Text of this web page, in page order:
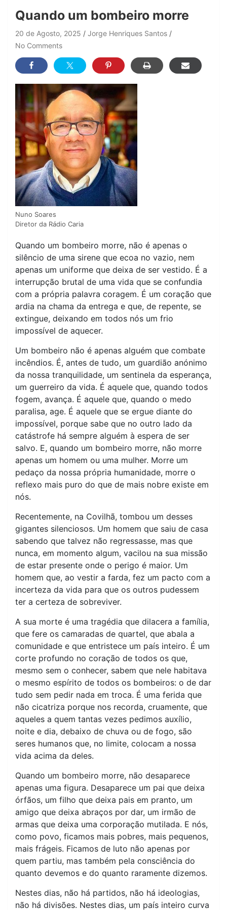
Quando um bombeiro morre
20 de Agosto, 2025
Jorge Henriques Santos
No Comments
Nuno Soares
Diretor da Rádio Caria
Quando um bombeiro morre, não é apenas o
silêncio de uma sirene que ecoa no vazio, nem
apenas um uniforme que deixa de ser vestido. É a
interrupção brutal de uma vida que se confundia
com a própria palavra coragem. É um coração que
ardia na chama da entrega e que, de repente, se
extingue, deixando em todos nós um frio
impossível de aquecer.
Um bombeiro não é apenas alguém que combate
incêndios. É, antes de tudo, um guardião anónimo
da nossa tranquilidade, um sentinela da esperança,
um guerreiro da vida. É aquele que, quando todos
fogem, avança. É aquele que, quando o medo
paralisa, age. É aquele que se ergue diante do
impossível, porque sabe que no outro lado da
catástrofe há sempre alguém à espera de ser
salvo. E, quando um bombeiro morre, não morre
apenas um homem ou uma mulher. Morre um
pedaço da nossa própria humanidade, morre o
reflexo mais puro do que de mais nobre existe em
nós.
Recentemente, na Covilhã, tombou um desses
gigantes silenciosos. Um homem que saiu de casa
sabendo que talvez não regressasse, mas que
nunca, em momento algum, vacilou na sua missão
de estar presente onde o perigo é maior. Um
homem que, ao vestir a farda, fez um pacto com a
incerteza da vida para que os outros pudessem
ter a certeza de sobreviver.
A sua morte é uma tragédia que dilacera a família,
que fere os camaradas de quartel, que abala a
comunidade e que entristece um país inteiro. É um
corte profundo no coração de todos os que,
mesmo sem o conhecer, sabem que nele habitava
o mesmo espírito de todos os bombeiros: o de dar
tudo sem pedir nada em troca. É uma ferida que
não cicatriza porque nos recorda, cruamente, que
aqueles a quem tantas vezes pedimos auxílio,
noite e dia, debaixo de chuva ou de fogo, são
seres humanos que, no limite, colocam a nossa
vida acima da deles.
Quando um bombeiro morre, não desaparece
apenas uma figura. Desaparece um pai que deixa
órfãos, um filho que deixa pais em pranto, um
amigo que deixa abraços por dar, um irmão de
armas que deixa uma corporação mutilada. E nós,
como povo, ficamos mais pobres, mais pequenos,
mais frágeis. Ficamos de luto não apenas por
quem partiu, mas também pela consciência do
quanto devemos e do quanto raramente dizemos.
Nestes dias, não há partidos, não há ideologias,
não há divisões. Nestes dias, um país inteiro curva